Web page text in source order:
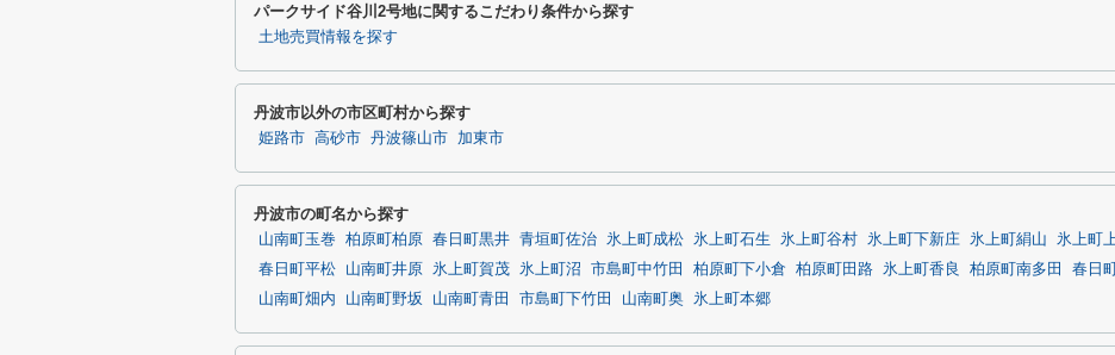
パークサイド谷川2号地に関するこだわり条件から探す
土地売買情報を探す
丹波市以外の市区町村から探す
姫路市 高砂市 丹波篠山市 加東市
丹波市の町名から探す
山南町玉巻 柏原町柏原 春日町黒井 青垣町佐治 氷上町成松 氷上町石生 氷上町谷村 氷上町下新庄 氷上町絹山 氷上町
春日町平松
山南町井原 氷上町賀茂 氷上町沼 市島町中竹田 柏原町下小倉 柏原町田路 氷上町香良 柏原町南多田 春日
山南町畑内
山南町野坂 山南町青田 市島町下竹田 山南町奥 氷上町本郷